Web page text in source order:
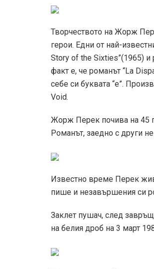
Творчеството на Жорж
герои. Едни от най-
Story of the Sixties”(1965) и
факт е, че романът “La
себе си буквата “е”.
Void.
Жорж Перек почива на 45
Романът, заедно с други
Известно време Перек
пише и незавършения си
Заклет пушач, след
на белия дроб на 3 март